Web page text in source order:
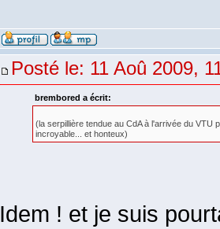
Posté le: 11 Aoû 2009,
brembored a écrit:
(la serpillière tendue au CdA à l'arrivée du VTU
incroyable... et honteux)
Idem ! et je suis